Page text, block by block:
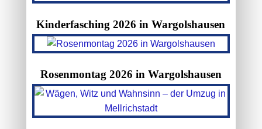
Kinderfasching 2026 in Wargolshausen
Rosenmontag 2026 in Wargolshausen